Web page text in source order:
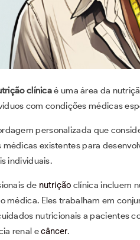
clínicaé uma área da
com condições médicas
personalizada que
médicas existentes para
individuais.
de nutrição clínica incluem
médica. Eles trabalham em
nutricionais a pacientes
renal ecâncer.